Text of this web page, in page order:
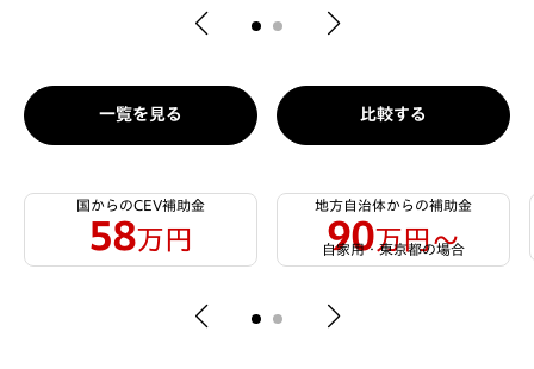
一覧を見る 比較する
国からのCEV補助金
58万円
地方自治体からの補助金
90万円〜
自家用・東京都の場合